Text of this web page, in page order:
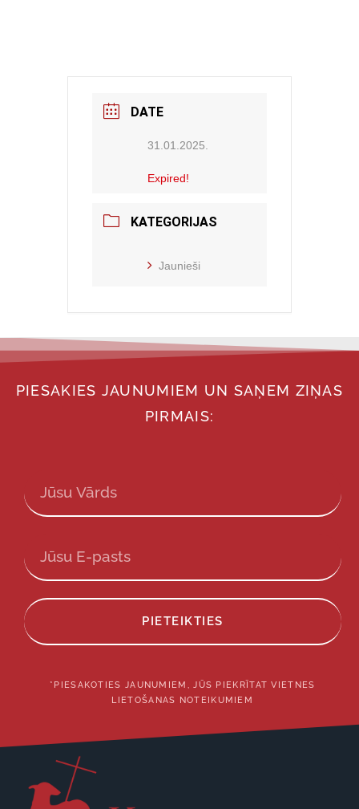
DATE
31.01.2025.
Expired!
KATEGORIJAS
Jaunieši
PIESAKIES JAUNUMIEM UN SAŅEM ZIŅAS
PIRMAIS:
PIETEIKTIES
*PIESAKOTIES JAUNUMIEM, JŪS PIEKRĪTAT VIETNES
LIETOŠANAS NOTEIKUMIEM